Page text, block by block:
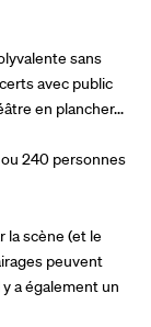
sans
avec public
en plancher...
240 personnes
la scène (et le
peuvent
a également un